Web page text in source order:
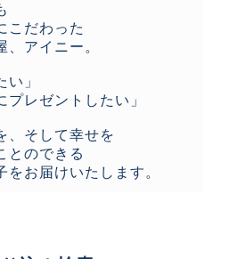
こだわった
、アイニー。
い」
プレゼントしたい」
、そして幸せを
とのできる
をお届けいたします。